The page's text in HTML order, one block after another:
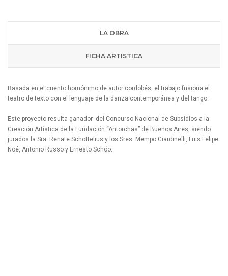
LA OBRA
FICHA ARTISTICA
Basada en el cuento homónimo de autor cordobés, el trabajo fusiona el
teatro de texto con el lenguaje de la danza contemporánea y del tango.
Este proyecto resulta ganador del Concurso Nacional de Subsidios a la
Creación Artística de la Fundación “Antorchas” de Buenos Aires, siendo
jurados la Sra. Renate Schottelius y los Sres. Mempo Giardinelli, Luis Felipe
Noé, Antonio Russo y Ernesto Schóo.